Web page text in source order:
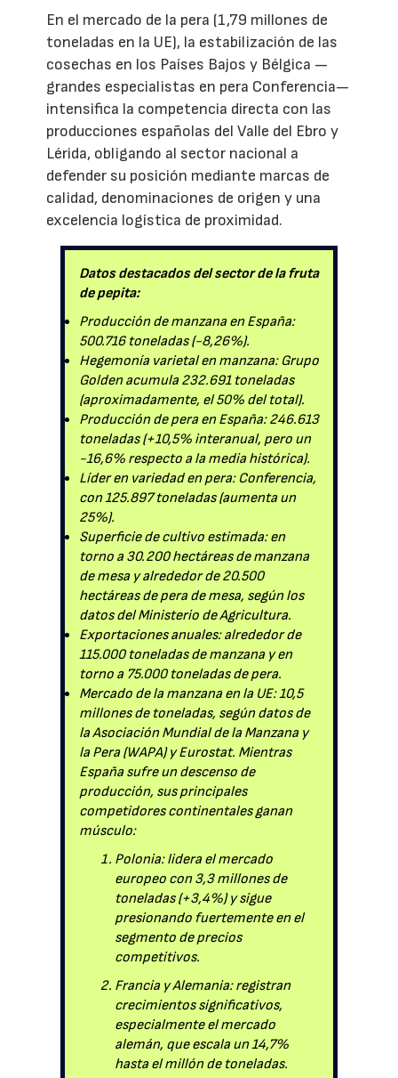
En el mercado de la pera (1,79 millones de
toneladas en la UE), la estabilización de las
cosechas en los Países Bajos y Bélgica —
grandes especialistas en pera Conferencia—
intensifica la competencia directa con las
producciones españolas del Valle del Ebro y
Lérida, obligando al sector nacional a
defender su posición mediante marcas de
calidad, denominaciones de origen y una
excelencia logística de proximidad.
Datos destacados del sector de la fruta
de pepita:
Producción de manzana en España:
500.716 toneladas (-8,26%).
Hegemonía varietal en manzana: Grupo
Golden acumula 232.691 toneladas
(aproximadamente, el 50% del total).
Producción de pera en España: 246.613
toneladas (+10,5% interanual, pero un
-16,6% respecto a la media histórica).
Líder en variedad en pera: Conferencia,
con 125.897 toneladas (aumenta un
25%).
Superficie de cultivo estimada: en
torno a 30.200 hectáreas de manzana
de mesa y alrededor de 20.500
hectáreas de pera de mesa, según los
datos del Ministerio de Agricultura.
Exportaciones anuales: alrededor de
115.000 toneladas de manzana y en
torno a 75.000 toneladas de pera.
Mercado de la manzana en la UE: 10,5
millones de toneladas, según datos de
la Asociación Mundial de la Manzana y
la Pera (WAPA) y Eurostat. Mientras
España sufre un descenso de
producción, sus principales
competidores continentales ganan
músculo:
Polonia: lidera el mercado
europeo con 3,3 millones de
toneladas (+3,4%) y sigue
presionando fuertemente en el
segmento de precios
competitivos.
Francia y Alemania: registran
crecimientos significativos,
especialmente el mercado
alemán, que escala un 14,7%
hasta el millón de toneladas.